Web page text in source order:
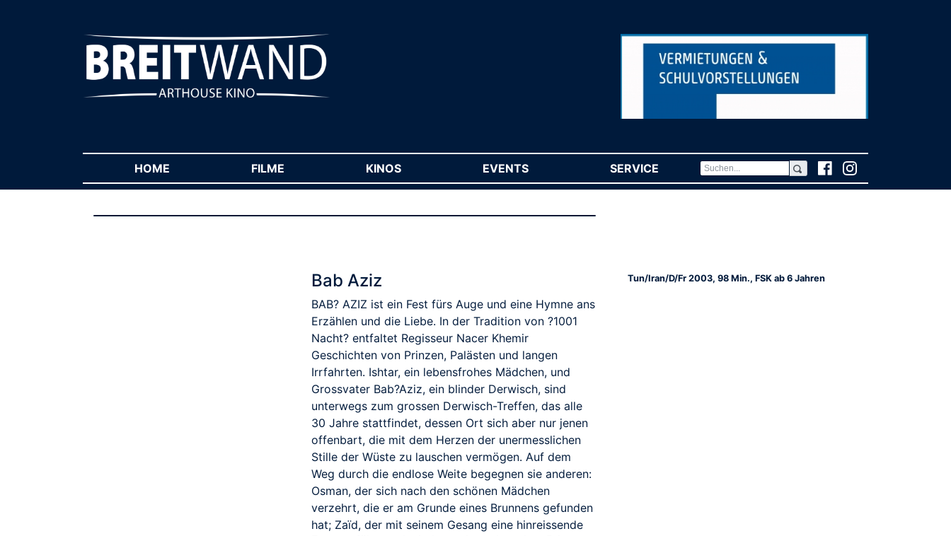
HOME FILME KINOS EVENTS SERVICE (CURRENT)
Bab Aziz
BAB? AZIZ ist ein Fest fürs Auge und eine Hymne ans
Erzählen und die Liebe. In der Tradition von ?1001
Nacht? entfaltet Regisseur Nacer Khemir
Geschichten von Prinzen, Palästen und langen
Irrfahrten. Ishtar, ein lebensfrohes Mädchen, und
Grossvater Bab?Aziz, ein blinder Derwisch, sind
unterwegs zum grossen Derwisch-Treffen, das alle
30 Jahre stattfindet, dessen Ort sich aber nur jenen
offenbart, die mit dem Herzen der unermesslichen
Stille der Wüste zu lauschen vermögen. Auf dem
Weg durch die endlose Weite begegnen sie anderen:
Osman, der sich nach den schönen Mädchen
verzehrt, die er am Grunde eines Brunnens gefunden
hat; Zaïd, der mit seinem Gesang eine hinreissende
Tun/Iran/D/Fr 2003, 98 Min., FSK ab 6 Jahren